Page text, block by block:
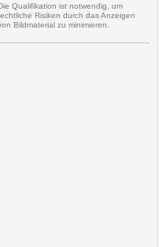
Qualifikation ist notwendig, um
Risiken durch das Anzeigen
Bildmaterial zu minimieren.